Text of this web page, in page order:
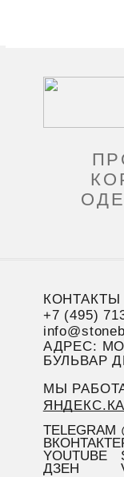
КОНТАКТЫ
+7 (495)
АДРЕС:
БУЛЬВАР
МЫ
TELEGRAM
ВКОНТАКТЕ
YOUTUBE
ДЗЕН